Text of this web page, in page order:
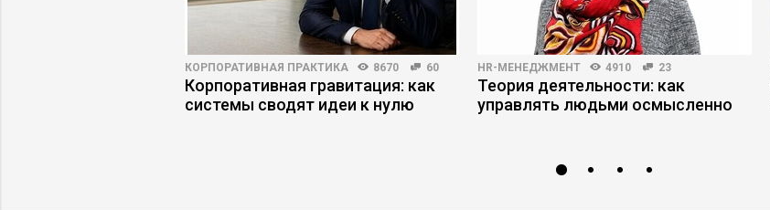
КОРПОРАТИВНАЯ ПРАКТИКА 8670 60
Корпоративная гравитация: как
системы сводят идеи к нулю
HR-МЕНЕДЖМЕНТ 4910 23
Теория деятельности: как
управлять людьми осмысленно